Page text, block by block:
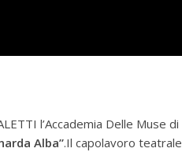
l’Accademia Delle Muse di
Alba”.Il capolavoro teatrale